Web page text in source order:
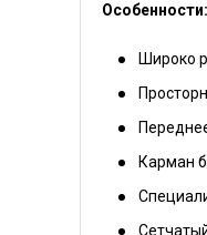
Особенности:
Широко
Карман